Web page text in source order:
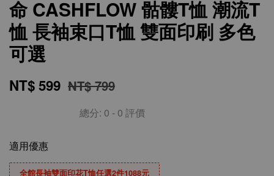
命 CASHFLOW 骷髏T恤 潮流T
恤 長袖束口T恤 雙面印刷 多色
可選
NT$ 599 NT$ 799
總分: 0 - 0 評價
適用優惠
全館長袖雙面印花T恤任選2件1088元